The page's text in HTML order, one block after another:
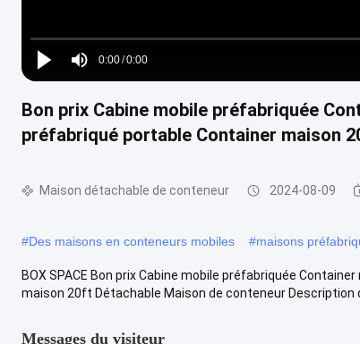
Play
Mute
Time
0:00/0:00
Loaded:
0%
Bon prix Cabine mobile préfabriquée
préfabriqué portable Container maison
Maison détachable de conteneur 2024-08-09
#Des maisons en conteneurs mobiles #maisons
BOX SPACE Bon prix Cabine mobile préfabriquée
maison 20ft Détachable Maison de conteneur Description
Messages du visiteur